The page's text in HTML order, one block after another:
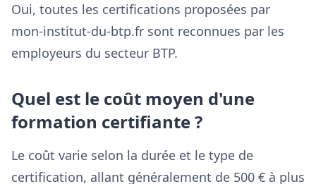
Oui, toutes les certifications proposées par
mon-institut-du-btp.fr sont reconnues par les
employeurs du secteur BTP.
Quel est le coût moyen d'une
formation certifiante ?
Le coût varie selon la durée et le type de
certification, allant généralement de 500 € à plus